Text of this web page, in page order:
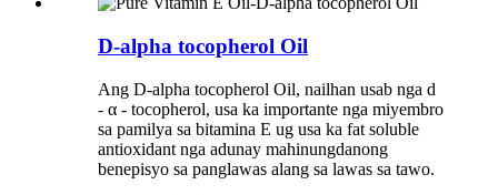
D-alpha tocopherol Oil
Ang D-alpha tocopherol Oil, nailhan usab nga d
- α - tocopherol, usa ka importante nga miyembro
sa pamilya sa bitamina E ug usa ka fat soluble
antioxidant nga adunay mahinungdanong
benepisyo sa panglawas alang sa lawas sa tawo.